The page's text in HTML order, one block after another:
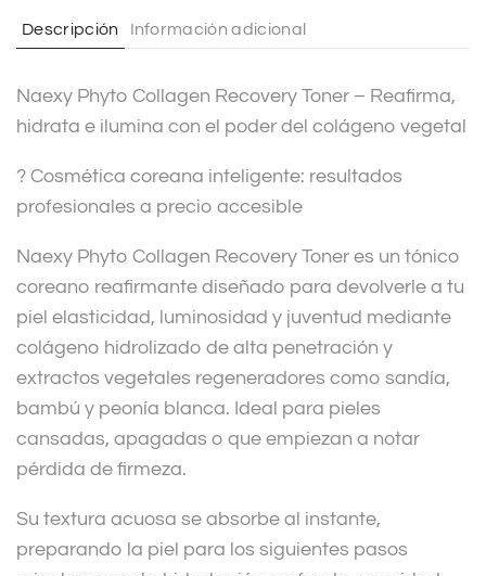
i
e
:
Descripción Información adicional
Naexy Phyto Collagen Recovery Toner – Reafirma,
hidrata e ilumina con el poder del colágeno vegetal
? Cosmética coreana inteligente: resultados
profesionales a precio accesible
Naexy Phyto Collagen Recovery Toner es un tónico
coreano reafirmante diseñado para devolverle a tu
piel elasticidad, luminosidad y juventud mediante
colágeno hidrolizado de alta penetración y
extractos vegetales regeneradores como sandía,
bambú y peonía blanca. Ideal para pieles
cansadas, apagadas o que empiezan a notar
pérdida de firmeza.
Su textura acuosa se absorbe al instante,
preparando la piel para los siguientes pasos